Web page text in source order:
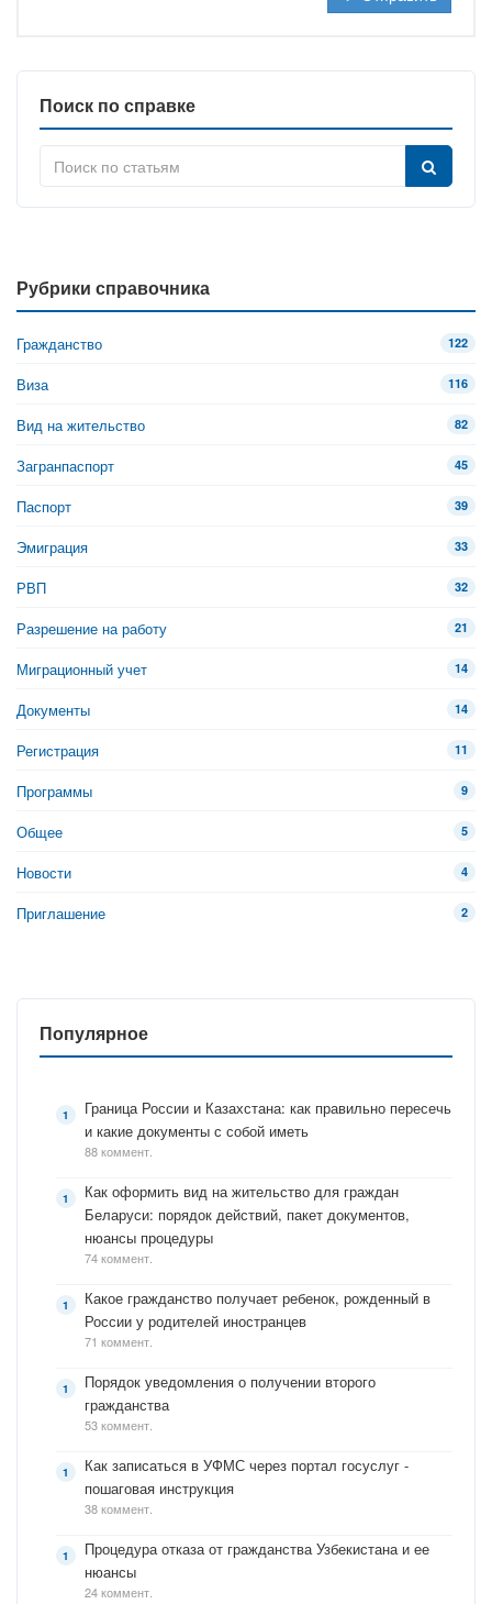
Поиск по справке
Рубрики справочника
Гражданство 122
Виза 116
Вид на жительство 82
Загранпаспорт 45
Паспорт 39
Эмиграция 33
РВП 32
Разрешение на работу 21
Миграционный учет 14
Документы 14
Регистрация 11
Программы 9
Общее 5
Новости 4
Приглашение 2
Популярное
Граница России и Казахстана: как правильно пересечь
и какие документы с собой иметь
88 коммент.
Как оформить вид на жительство для граждан
Беларуси: порядок действий, пакет документов,
нюансы процедуры
74 коммент.
Какое гражданство получает ребенок, рожденный в
России у родителей иностранцев
71 коммент.
Порядок уведомления о получении второго
гражданства
53 коммент.
Как записаться в УФМС через портал госуслуг -
пошаговая инструкция
38 коммент.
Процедура отказа от гражданства Узбекистана и ее
нюансы
24 коммент.